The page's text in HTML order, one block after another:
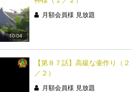
10:04
月額会員様 見放題
【第８７話】高級な壷作り（２
／２）
月額会員様 見放題